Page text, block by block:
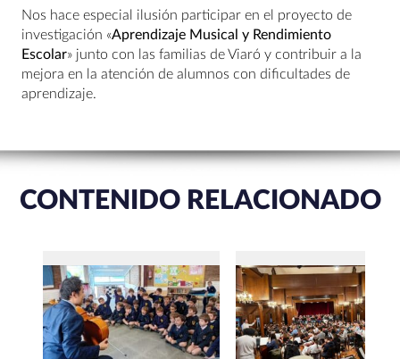
Nos hace especial ilusión participar en el proyecto de
investigación «Aprendizaje Musical y Rendimiento
Escolar» junto con las familias de Viaró y contribuir a la
mejora en la atención de alumnos con dificultades de
aprendizaje.
CONTENIDO RELACIONADO